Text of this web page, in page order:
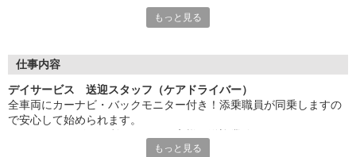
・キャリアアップ支援制度を活用して働きながら資格取得が可能
・ツクイ独自の福祉厚生制度でプライベートも充実
・子育て支援の福利厚生制度あり！子育てと仕事の両立を応援◎
・スタッフ何でも相談窓口やライフキャリア相談など、各相談窓
口あり
もっと見る
仕事内容
デイサービス 送迎スタッフ（ケアドライバー）
全車両にカーナビ・バックモニター付き！添乗職員が同乗しますの
で安心して始められます。
※専用車両（キャラバン・ハイエース）の運転、各種点検
もっと見る